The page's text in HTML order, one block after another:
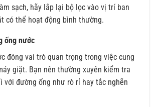
sạch, hãy lắp lại bộ lọc vào vị trí ban
có thể hoạt động bình thường.
ống nước
đóng vai trò quan trọng trong việc cung
giặt. Bạn nên thường xuyên kiểm tra
với đường ống như rò rỉ hay tắc nghẽn